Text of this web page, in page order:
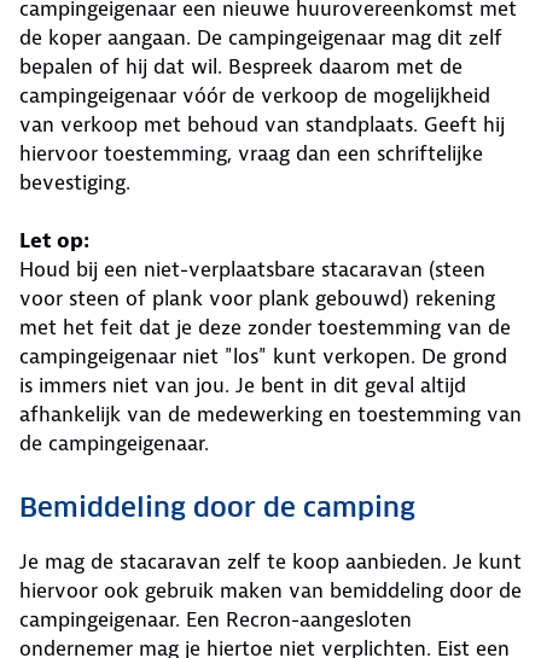
campingeigenaar een nieuwe huurovereenkomst met
de koper aangaan. De campingeigenaar mag dit zelf
bepalen of hij dat wil. Bespreek daarom met de
campingeigenaar vóór de verkoop de mogelijkheid
van verkoop met behoud van standplaats. Geeft hij
hiervoor toestemming, vraag dan een schriftelijke
bevestiging.
Let op:
Houd bij een niet-verplaatsbare stacaravan (steen
voor steen of plank voor plank gebouwd) rekening
met het feit dat je deze zonder toestemming van de
campingeigenaar niet "los" kunt verkopen. De grond
is immers niet van jou. Je bent in dit geval altijd
afhankelijk van de medewerking en toestemming van
de campingeigenaar.
Bemiddeling door de camping
Je mag de stacaravan zelf te koop aanbieden. Je kunt
hiervoor ook gebruik maken van bemiddeling door de
campingeigenaar. Een Recron-aangesloten
ondernemer mag je hiertoe niet verplichten. Eist een